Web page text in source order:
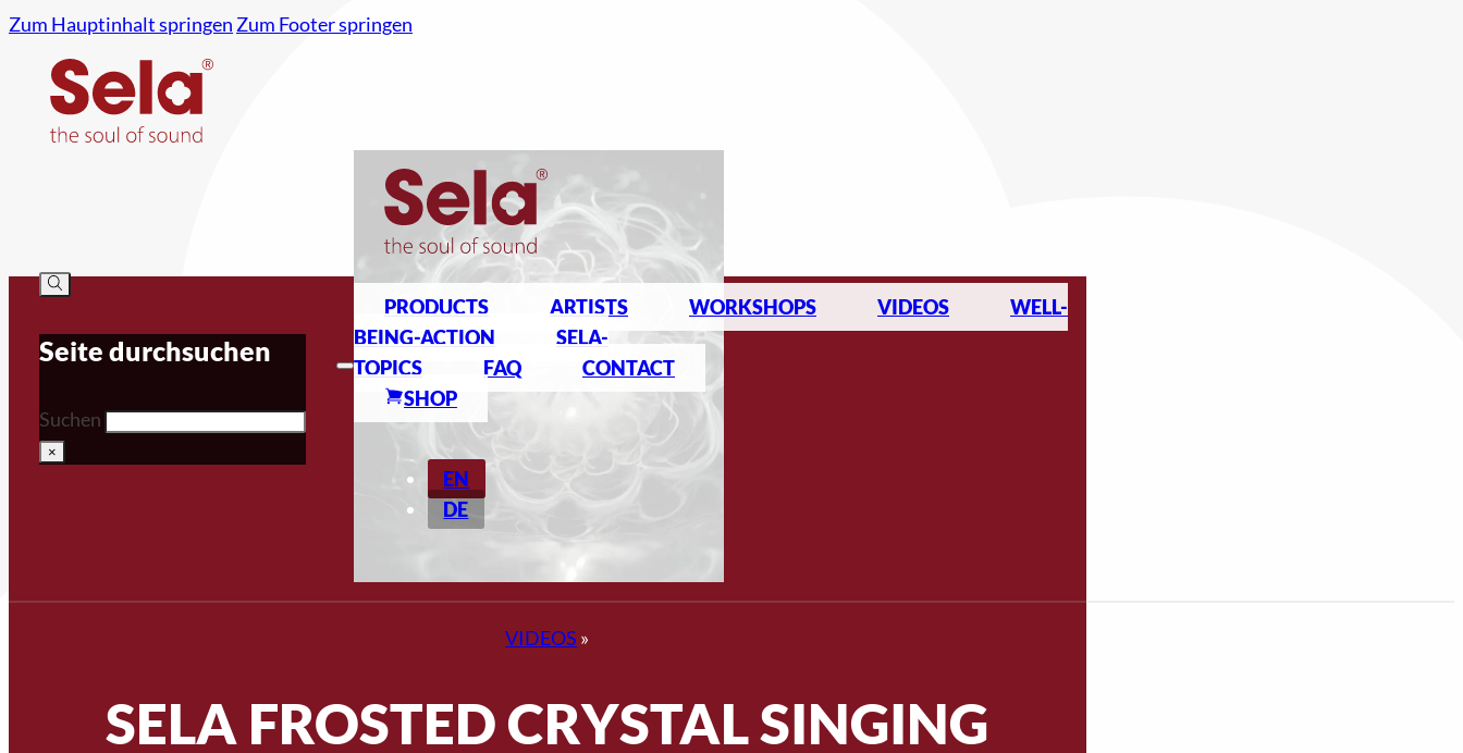
Zum Hauptinhalt springen Zum Footer springen
Seite durchsuchen
Suchen
×
PRODUCTS ARTISTS WORKSHOPS VIDEOS
WELL-
BEING-ACTION
SELA-
TOPICS
FAQ
CONTACT
SHOP
EN
DE
VIDEOS »
SELA FROSTED CRYSTAL SINGING